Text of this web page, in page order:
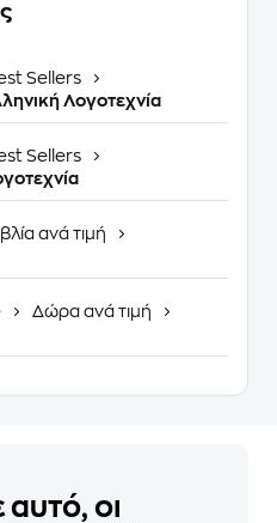
Sellers
Λογοτεχνία
Sellers
ανά τιμή
Δώρα ανά τιμή
αυτό, οι